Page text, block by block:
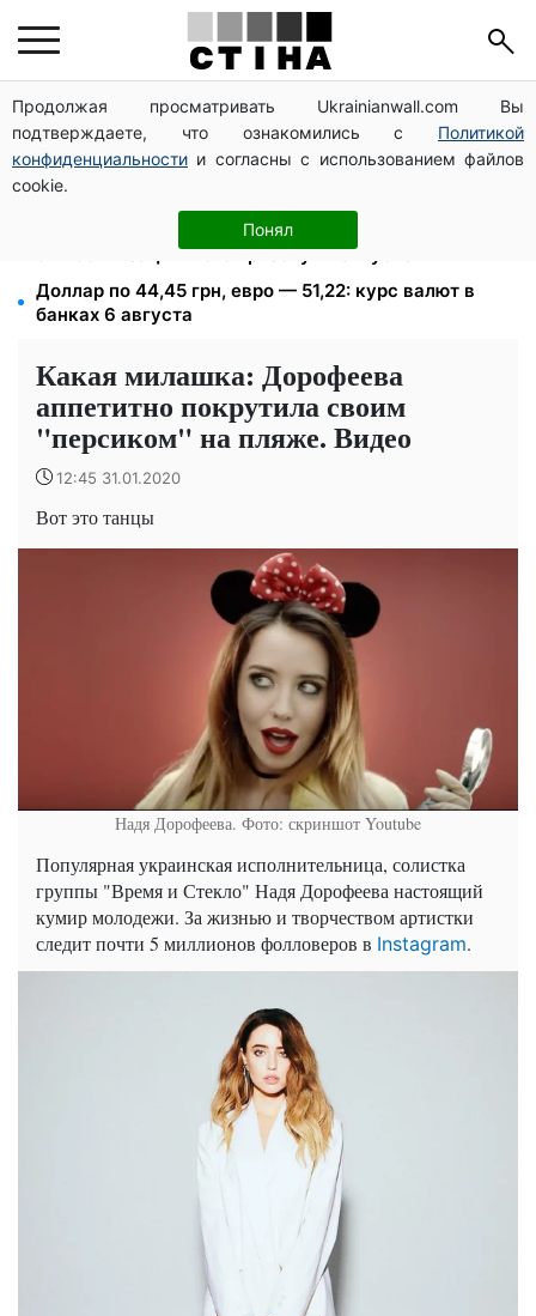
Продолжая просматривать Ukrainianwall.com Вы
подтверждаете, что ознакомились с Политикой
конфиденциальности и согласны с использованием файлов
cookie.
Понял
Мост Метро частично перекроют 7-10 августа:
водителям Киева советуют планировать объезд
1500 списанных, 500 уехали сразу: обыски в
Мукачевском ТЦК и ВВК
Студенты-заочники и вечерники теряют отсрочку
от мобилизации: кого призовут в августе
Доллар по 44,45 грн, евро — 51,22: курс валют в
банках 6 августа
Какая милашка: Дорофеева
аппетитно покрутила своим
"персиком" на пляже. Видео
12:45 31.01.2020
Вот это танцы
Надя Дорофеева. Фото: скриншот Youtube
Популярная украинская исполнительница, солистка
группы "Время и Стекло" Надя Дорофеева настоящий
кумир молодежи. За жизнью и творчеством артистки
следит почти 5 миллионов фолловеров в Instagram.